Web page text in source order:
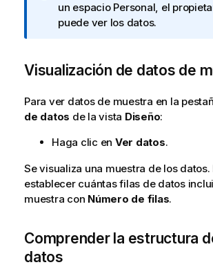
o
t
n
o
r
a
i
v
a
un espacio Personal, el
puede ver los datos.
Visualización de datos de
Para ver datos de muestra en la
de datos de la vista Diseño:
Haga clic en Ver datos.
Se visualiza una muestra de los datos.
establecer cuántas filas de datos
muestra con Número de filas.
Comprender la estructura
datos